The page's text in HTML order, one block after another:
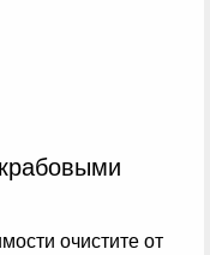
очистите от